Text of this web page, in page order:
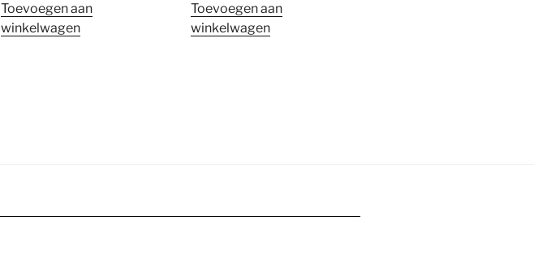
Toevoegen aan
winkelwagen
Toevoegen aan
winkelwagen